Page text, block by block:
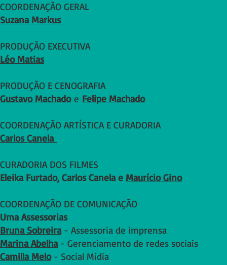
COORDENAÇÃO GERAL
Suzana Markus
PRODUÇÃO EXECUTIVA
Léo Matias
PRODUÇÃO E CENOGRAFIA
Gustavo Machadoe Felipe Machado
COORDENAÇÃO ARTÍSTICA E CURADORIA
Carlos Canela
CURADORIA DOS FILMES
Eleika Furtado, Carlos Canela e Maurício Gino
COORDENAÇÃO DE COMUNICAÇÃO
Uma Assessorias
Bruna Sobreira- Assessoria de imprensa
Marina Abelha- Gerenciamento de redes sociais
Camilla Melo - Social Mídia